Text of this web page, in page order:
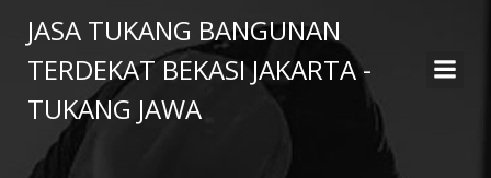
to
content
JASA TUKANG BANGUNAN
TERDEKAT BEKASI JAKARTA -
TUKANG JAWA